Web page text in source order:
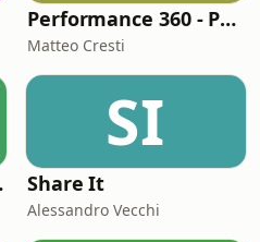
Performance 360 - Prestazione e Benessere
Matteo Cresti
SI
Share It
Alessandro Vecchi